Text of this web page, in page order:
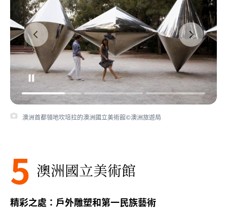
澳洲首都領地坎培拉的澳洲國立美術館©澳洲旅遊局
5 澳洲國立美術館
精彩之處：戶外雕塑和第一民族藝術